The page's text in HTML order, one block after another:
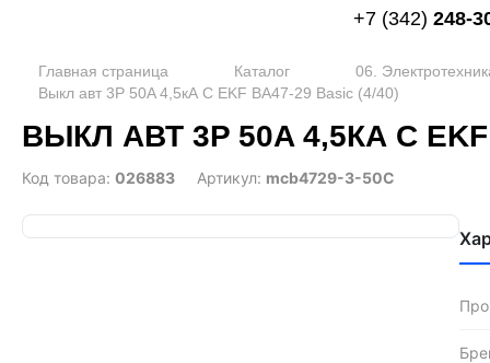
+7 (342) 248-
Главная страница Каталог
06.
Выкл авт 3P 50A 4,5кА C EKF ВА47-29 Basic (4/40)
ВЫКЛ АВТ 3P 50A 4,5КА C
Код товара: 026883 Артикул: mcb4729-3-50C